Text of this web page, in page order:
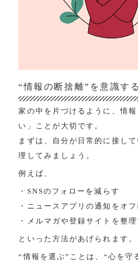
“情報の断捨離”を意識する
家の中を片づけるように、情
い」ことが大切です。
まずは、自分が日常的に接し
理してみましょう。
例えば、
・SNSのフォローを減らす
・ニュースアプリの通知をオフ
・メルマガや登録サイトを整理
といった方法があげられます。
“情報を選ぶ”ことは、“心を守